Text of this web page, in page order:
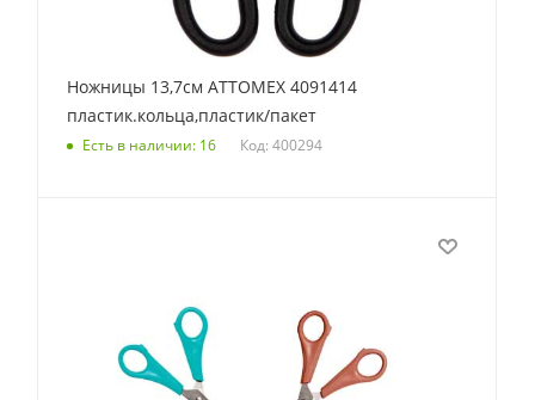
Ножницы 13,7см ATTOMEX 4091414
пластик.кольца,пластик/пакет
Есть в наличии: 16 Код: 400294